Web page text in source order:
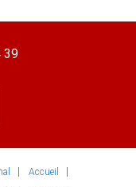
39
Accueil